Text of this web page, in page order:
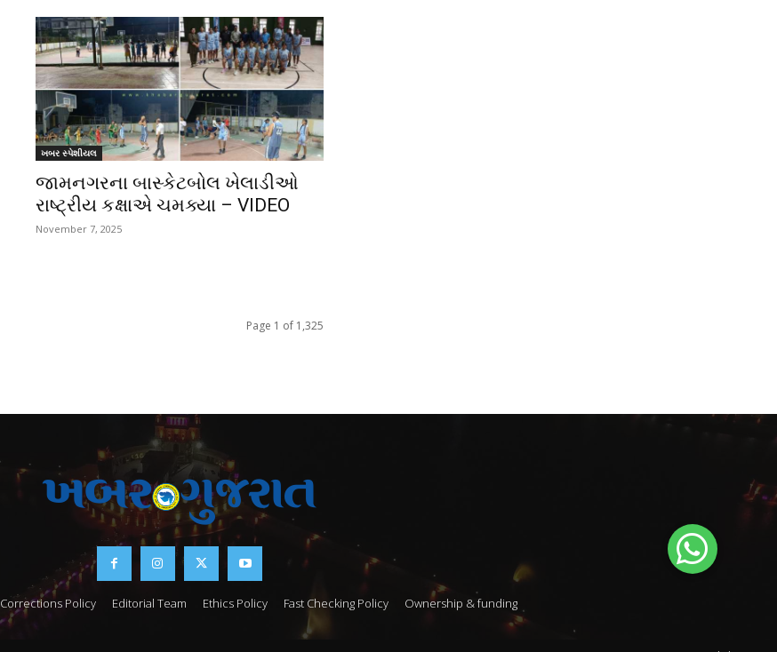
ખબર સ્પેશીયલ
જામનગરના બાસ્કેટબોલ ખેલાડીઓ
રાષ્ટ્રીય કક્ષાએ ચમક્યા – VIDEO
November 7, 2025
Page 1 of 1,325
Corrections Policy Editorial Team Ethics Policy Fast Checking Policy Ownership & funding